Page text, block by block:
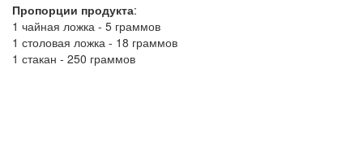
Пропорции продукта:
1 чайная ложка - 5 граммов
1 столовая ложка - 18 граммов
1 стакан - 250 граммов